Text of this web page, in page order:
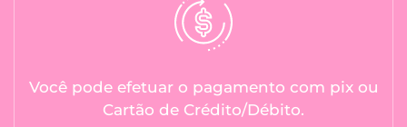
Você pode efetuar o pagamento com pix ou
Cartão de Crédito/Débito.